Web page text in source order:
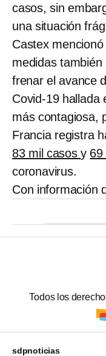
casos, sin
una situación
Castex
medidas
frenar el avance
Covid-19 hallada
más contagiosa,
Francia registra
83 mil casosy 69
coronavirus.
Con información
Todos los
sdpnoticias